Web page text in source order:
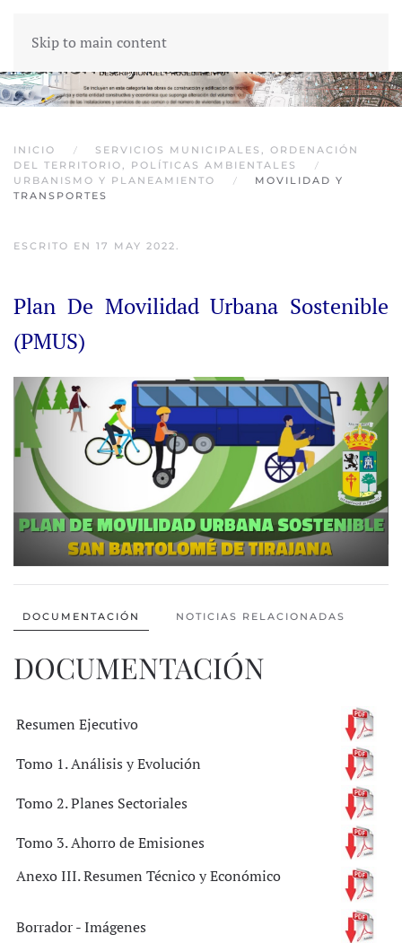
Skip to main content
INICIO
SERVICIOS MUNICIPALES, ORDENACIÓN
DEL TERRITORIO, POLÍTICAS AMBIENTALES
URBANISMO Y PLANEAMIENTO
MOVILIDAD Y
TRANSPORTES
ESCRITO EN 17 MAY 2022.
Plan De Movilidad Urbana Sostenible
(PMUS)
DOCUMENTACIÓN NOTICIAS RELACIONADAS
DOCUMENTACIÓN
Resumen Ejecutivo
Tomo 1. Análisis y Evolución
Tomo 2. Planes Sectoriales
Tomo 3. Ahorro de Emisiones
Anexo III. Resumen Técnico y Económico
Borrador - Imágenes